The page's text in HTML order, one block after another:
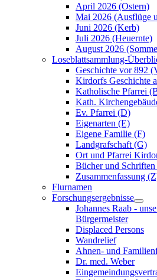
April 2026 (Ostern)
Mai 2026 (Ausflüge
Juni 2026 (Kerb)
Juli 2026 (Heuernte)
August 2026
Loseblattsammlung-
Geschichte vor 892
Kirdorfs Geschichte
Katholische Pfarrei
Kath.
Ev. Pfarrei (D)
Eigenarten (E)
Eigene Familie (F)
Landgrafschaft (G)
Ort und Pfarrei
Bücher und
Zusammenfassung
Flurnamen
Forschungsergebnisse
Johannes Raab -
Bürgermeister
Displaced Persons
Wandrelief
Ahnen- und
Dr. med. Weber